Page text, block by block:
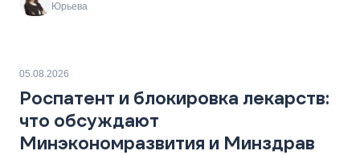
Юрьева
05.08.2026
Роспатент и блокировка лекарств:
что обсуждают
Минэкономразвития и Минздрав